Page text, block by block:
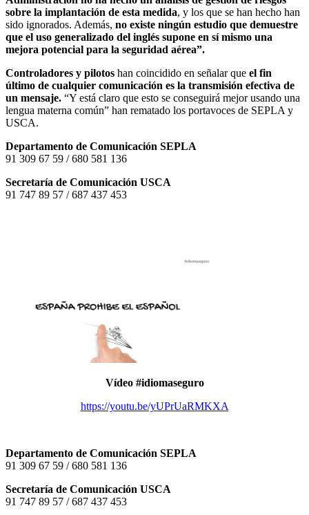
sobre la implantación de esta medida, y los que se han hecho han
sido ignorados. Además, no existe ningún estudio que demuestre
que el uso generalizado del inglés supone en sí mismo una
mejora potencial para la seguridad aérea”.
Controladores y pilotos han coincidido en señalar que el fin
último de cualquier comunicación es la transmisión efectiva de
un mensaje. “Y está claro que esto se conseguirá mejor usando una
lengua materna común” han rematado los portavoces de SEPLA y
USCA.
Departamento de Comunicación SEPLA
91 309 67 59 / 680 581 136
Secretaría de Comunicación USCA
91 747 89 57 / 687 437 453
Vídeo #idiomaseguro
https://youtu.be/yUPrUaRMKXA
Departamento de Comunicación SEPLA
91 309 67 59 / 680 581 136
Secretaría de Comunicación USCA
91 747 89 57 / 687 437 453